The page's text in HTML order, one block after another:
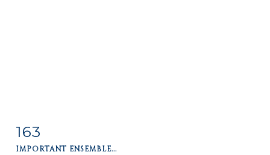
163
IMPORTANT ENSEMBLE...